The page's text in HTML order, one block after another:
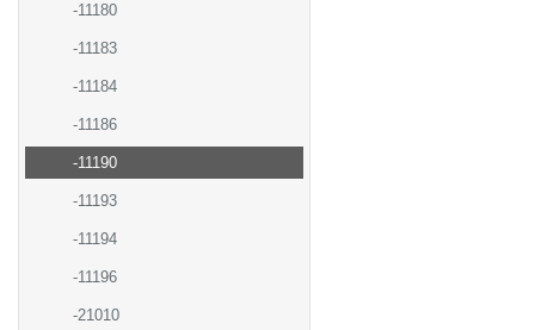
-11180
-11183
-11184
-11186
-11190
-11193
-11194
-11196
-21010